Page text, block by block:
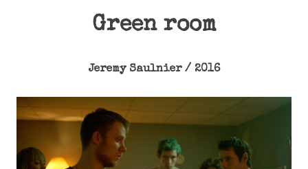
Green room
Jeremy Saulnier / 2016